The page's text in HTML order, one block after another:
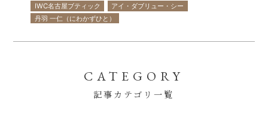
IWC名古屋ブティック
アイ・ダブリュー・シー
丹羽 一仁（にわかずひと）
CATEGORY
記事カテゴリ一覧